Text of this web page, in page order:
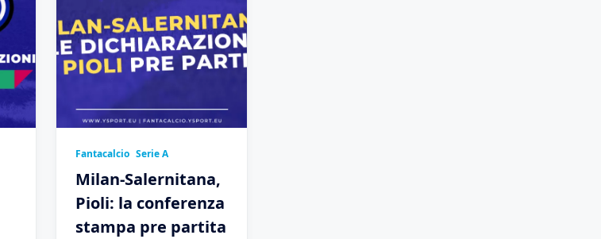
Fantacalcio Serie A
Milan-Salernitana,
Pioli: la conferenza
stampa pre partita